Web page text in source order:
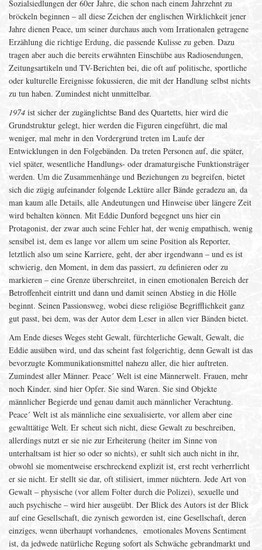
Sozialsiedlungen der 60er Jahre, die schon nach einem Jahrzehnt zu
bröckeln beginnen – all diese Zeichen der englischen Wirklichkeit jener
Jahre dienen Peace, um seiner durchaus auch vom Irrationalen getragene
Erzählung die richtige Erdung, die passende Kulisse zu geben. Dazu
tragen aber auch die bereits erwähnten Einschübe aus Radiosendungen,
Zeitungsartikeln und TV-Berichten bei, die oft auf politische, sportliche
oder kulturelle Ereignisse fokussieren, die mit der Handlung selbst nichts
zu tun haben. Zumindest nicht unmittelbar.
1974 ist sicher der zugänglichtse Band des Quartetts, hier wird die
Grundstruktur gelegt, hier werden die Figuren eingeführt, die mal
weniger, mal mehr in den Vordergrund treten im Laufe der
Entwicklungen in den Folgebänden. Da treten Personen auf, die später,
viel später, wesentliche Handlungs- oder dramaturgische Funktionsträger
werden. Um die Zusammenhänge und Beziehungen zu begreifen, bietet
sich die zügig aufeinander folgende Lektüre aller Bände geradezu an, da
man kaum alle Details, alle Andeutungen und Hinweise über längere Zeit
wird behalten können. Mit Eddie Dunford begegnet uns hier ein
Protagonist, der zwar auch seine Fehler hat, der wenig empathisch, wenig
sensibel ist, dem es lange vor allem um seine Position als Reporter,
letztlich also um seine Karriere, geht, der aber irgendwann – und es ist
schwierig, den Moment, in dem das passiert, zu definieren oder zu
markieren – eine Grenze überschreitet, in einen emotionalen Bereich der
Betroffenheit eintritt und dann und damit seinen Abstieg in die Hölle
beginnt. Seinen Passionsweg, wobei diese religiöse Begrifflichkeit ganz
gut passt, bei dem, was der Autor dem Leser in allen vier Bänden bietet.
Am Ende dieses Weges steht Gewalt, fürchterliche Gewalt, Gewalt, die
Eddie ausüben wird, und das scheint fast folgerichtig, denn Gewalt ist das
bevorzugte Kommunikationsmittel nahezu aller, die hier auftreten.
Zumindest aller Männer. Peace´ Welt ist eine Männerwelt. Frauen, mehr
noch Kinder, sind hier Opfer. Sie sind Waren. Sie sind Objekte
männlicher Begierde und genau damit auch männlicher Verachtung.
Peace´ Welt ist als männliche eine sexualisierte, vor allem aber eine
gewalttätige Welt. Er scheut sich nicht, diese Gewalt zu beschreiben,
allerdings nutzt er sie nie zur Erheiterung (heiter im Sinne von
unterhaltsam ist hier so oder so nichts), er suhlt sich auch nicht in ihr,
obwohl sie momentweise erschreckend explizit ist, erst recht verherrlicht
er sie nicht. Er stellt sie dar, oft stilisiert, immer nüchtern. Jede Art von
Gewalt – physische (vor allem Folter durch die Polizei), sexuelle und
auch psychische – wird hier ausgeübt. Der Blick des Autors ist der Blick
auf eine Gesellschaft, die zynisch geworden ist, eine Gesellschaft, deren
einziges, wenn überhaupt vorhandenes, emotionales Movens Sentiment
ist, da jedwede natürliche Regung sofort als Schwäche gebrandmarkt und